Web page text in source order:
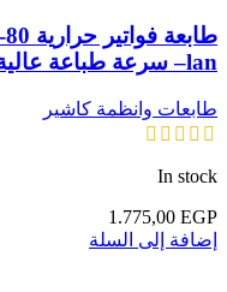
lan– سرعة طباعة عالية 80 مم
طابعات وانظمة كاشير
In stock
1.775,00 EGP
إضافة إلى السلة